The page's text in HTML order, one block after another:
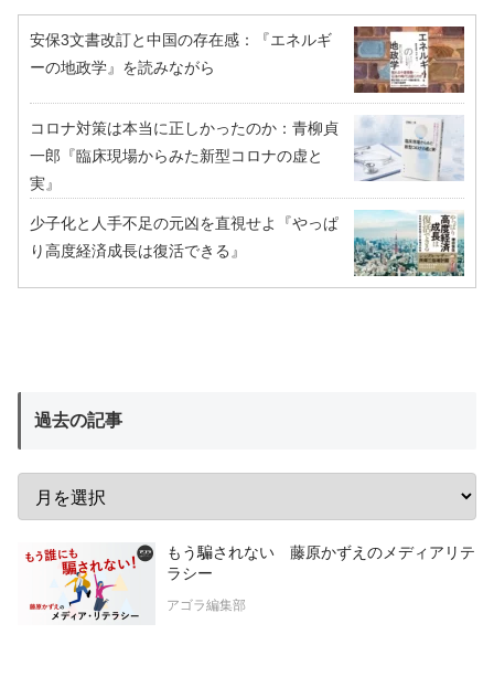
安保3文書改訂と中国の存在感：『エネルギ
ーの地政学』を読みながら
コロナ対策は本当に正しかったのか：青柳貞
一郎『臨床現場からみた新型コロナの虚と
実』
少子化と人手不足の元凶を直視せよ『やっぱ
り高度経済成長は復活できる』
過去の記事
もう騙されない 藤原かずえのメディアリテ
ラシー
アゴラ編集部